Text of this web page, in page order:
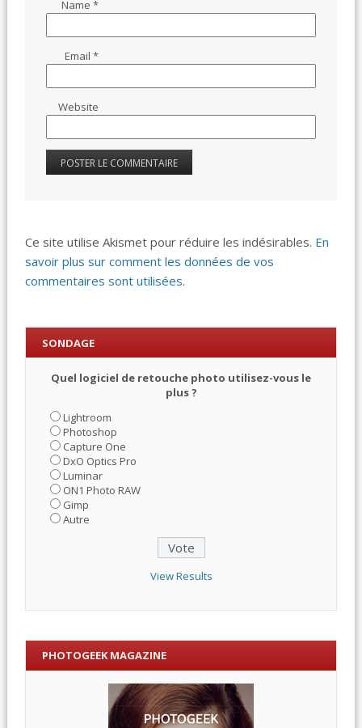
Name*
Email*
Website
Ce site utilise Akismet pour réduire les indésirables. En
savoir plus sur comment les données de vos
commentaires sont utilisées.
SONDAGE
Quel logiciel de retouche photo utilisez-vous le
plus ?
Lightroom
Photoshop
Capture One
DxO Optics Pro
Luminar
ON1 Photo RAW
Gimp
Autre
View Results
PHOTOGEEK MAGAZINE